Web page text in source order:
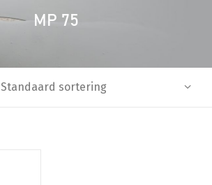
MP 75
Standaard sortering